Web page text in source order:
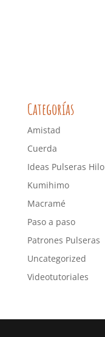
Categorías
Amistad
Cuerda
Ideas Pulseras Hilo
Kumihimo
Macramé
Paso a paso
Patrones Pulseras
Uncategorized
Videotutoriales